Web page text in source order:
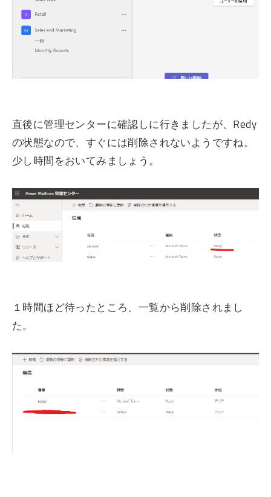
直後に管理センターに確認しに行きましたが、Redy
の状態なので、すぐには削除されないようですね。
少し時間をおいてみましょう。
１時間ほど待ったところ、一覧から削除されまし
た。